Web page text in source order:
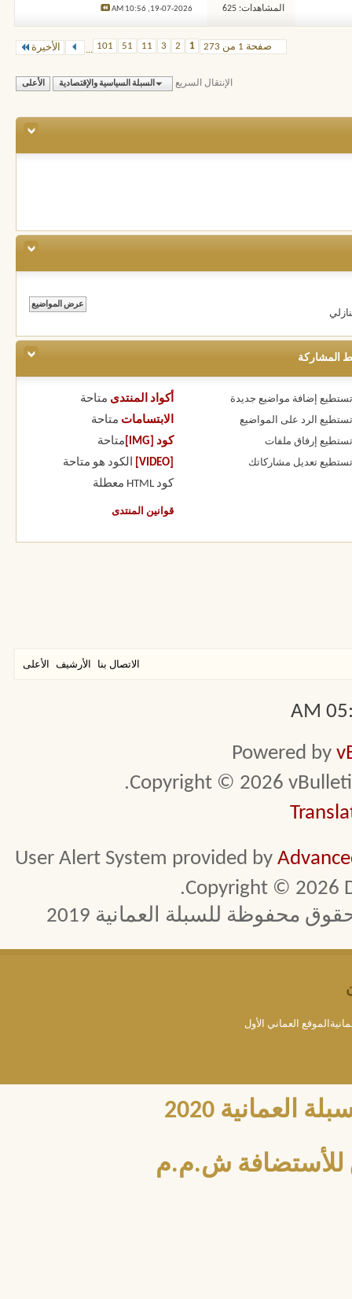
المشاهدات: 625 19-07-2026,
10:56 AM
صفحة 1 من 273 1
2
3
11
51
101
... الأخيرة
الإنتقال السريع السبلة السياسية والإقتصادية الأعلى
المشاركة
تستطيع إضافة مواضيع جديدة
تستطيع الرد على المواضيع
تستطيع إرفاق ملفات
تستطيع تعديل مشاركاتك
أكواد المنتدى متاحة
الابتسامات متاحة
كود [IMG]
متاحة
الكود هو متاحة
كود HTML
معطلة
قوانين المنتدى
الاتصال بنا الأرشيف الأعلى
Powered by
Copyright © 2026
User Alert System provided by
Copyright © 2026
محفوظة للسبلة العمانية 2019
العماني الأول
2020
للأستضافة ش.م.م